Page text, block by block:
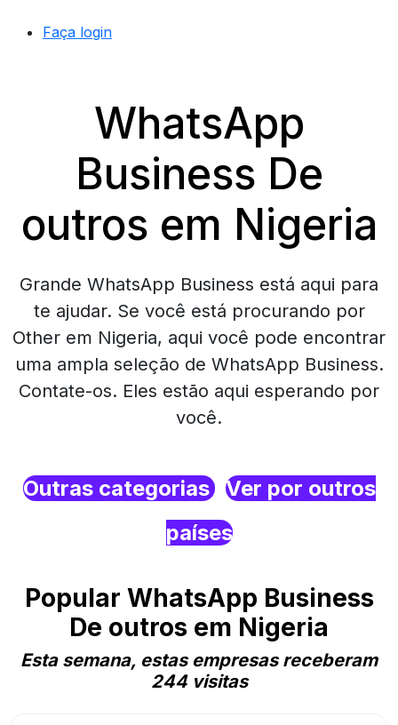
Faça login
WhatsApp
Business De
outros em Nigeria
Grande WhatsApp Business está aqui para
te ajudar. Se você está procurando por
Other em Nigeria, aqui você pode encontrar
uma ampla seleção de WhatsApp Business.
Contate-os. Eles estão aqui esperando por
você.
Outras categorias Ver por outros
países
Popular WhatsApp Business
De outros em Nigeria
Esta semana, estas empresas receberam
244 visitas